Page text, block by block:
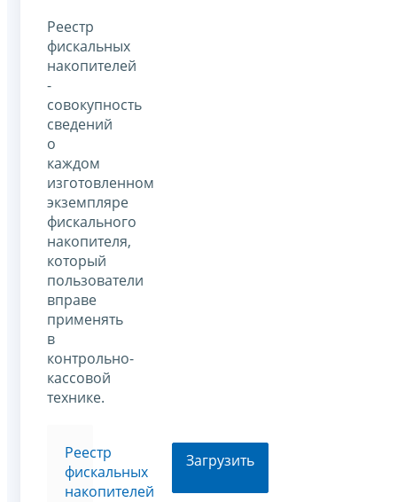
Реестр
фискальных
накопителей
-
совокупность
сведений
о
каждом
изготовленном
экземпляре
фискального
накопителя,
который
пользователи
вправе
применять
в
контрольно-
кассовой
технике.
Реестр
фискальных
накопителей
Загрузить